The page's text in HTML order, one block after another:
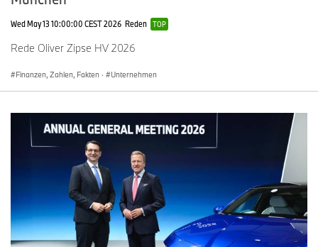
Wed May 13 10:00:00 CEST 2026 Reden TOP
Rede Oliver Zipse HV 2026
Finanzen, Zahlen, Fakten · Unternehmen